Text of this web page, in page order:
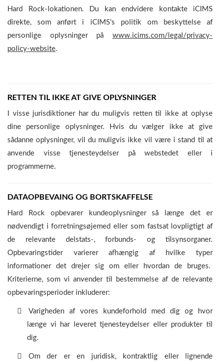
Hard Rock-lokationen. Du kan endvidere kontakte iCIMS
direkte, som anført i iCIMS’s politik om beskyttelse af
personlige oplysninger på www.icims.com/legal/privacy-
policy-website.
RETTEN TIL IKKE AT GIVE OPLYSNINGER
I visse jurisdiktioner har du muligvis retten til ikke at oplyse
dine personlige oplysninger. Hvis du vælger ikke at give
sådanne oplysninger, vil du muligvis ikke vil være i stand til at
anvende visse tjenesteydelser på webstedet eller i
programmerne.
DATAOPBEVAING OG BORTSKAFFELSE
Hard Rock opbevarer kundeoplysninger så længe det er
nødvendigt i forretningsøjemed eller som fastsat lovpligtigt af
de relevante delstats-, forbunds- og tilsynsorganer.
Opbevaringstider varierer afhængig af hvilke typer
informationer det drejer sig om eller hvordan de bruges.
Kriterierne, som vi anvender til bestemmelse af de relevante
opbevaringsperioder inkluderer:
Varigheden af vores kundeforhold med dig og hvor
længe vi har leveret tjenesteydelser eller produkter til
dig.
Om der er en juridisk, kontraktlig eller lignende